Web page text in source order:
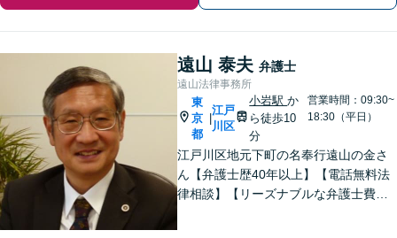
遠山 泰夫 弁護士
遠山法律事務所
東
京
都
江戸
川区
小岩駅か
ら徒歩10
分
営業時間：09:30~
18:30（平日）
江戸川区地元下町の名奉行遠山の金さ
ん【弁護士歴40年以上】【電話無料法
律相談】【リーズナブルな弁護士費